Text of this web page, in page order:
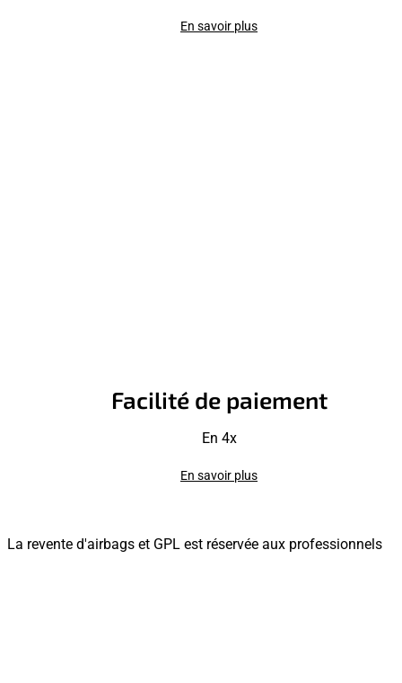
En savoir plus
Facilité de paiement
En 4x
En savoir plus
La revente d'airbags et GPL est réservée aux professionnels